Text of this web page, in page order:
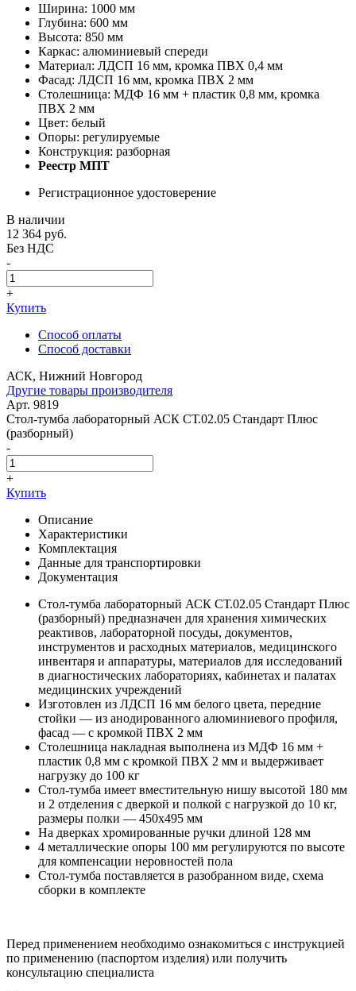
Ширина: 1000 мм
Глубина: 600 мм
Высота: 850 мм
Каркас: алюминиевый спереди
Материал: ЛДСП 16 мм, кромка ПВХ 0,4 мм
Фасад: ЛДСП 16 мм, кромка ПВХ 2 мм
Столешница: МДФ 16 мм + пластик 0,8 мм, кромка
ПВХ 2 мм
Цвет: белый
Опоры: регулируемые
Конструкция: разборная
Реестр МПТ
Регистрационное удостоверение
В наличии
12 364 руб.
Без НДС
-
+
Купить
Способ оплаты
Способ доставки
АСК, Нижний Новгород
Другие товары производителя
Арт. 9819
Стол-тумба лабораторный АСК СТ.02.05 Стандарт Плюс
(разборный)
-
+
Купить
Описание
Характеристики
Комплектация
Данные для транспортировки
Документация
Стол-тумба лабораторный АСК СТ.02.05 Стандарт Плюс
(разборный) предназначен для хранения химических
реактивов, лабораторной посуды, документов,
инструментов и расходных материалов, медицинского
инвентаря и аппаратуры, материалов для исследований
в диагностических лабораториях, кабинетах и палатах
медицинских учреждений
Изготовлен из ЛДСП 16 мм белого цвета, передние
стойки — из анодированного алюминиевого профиля,
фасад — с кромкой ПВХ 2 мм
Столешница накладная выполнена из МДФ 16 мм +
пластик 0,8 мм с кромкой ПВХ 2 мм и выдерживает
нагрузку до 100 кг
Стол-тумба имеет вместительную нишу высотой 180 мм
и 2 отделения с дверкой и полкой с нагрузкой до 10 кг,
размеры полки — 450x495 мм
На дверках хромированные ручки длиной 128 мм
4 металлические опоры 100 мм регулируются по высоте
для компенсации неровностей пола
Стол-тумба поставляется в разобранном виде, схема
сборки в комплекте
Перед применением необходимо ознакомиться с инструкцией
по применению (паспортом изделия) или получить
консультацию специалиста